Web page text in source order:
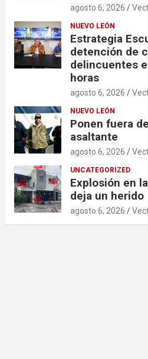
agosto 6, 2026
NUEVO LEÓN
Estrategia
detención de
delincuentes
horas
agosto 6, 2026
NUEVO LEÓN
Ponen fuera
asaltante
agosto 6, 2026
UNCATEGORIZED
Explosión en
deja un herido
agosto 6, 2026